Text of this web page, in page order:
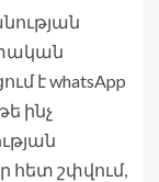
է whatsApp
ինչ
շփվում,